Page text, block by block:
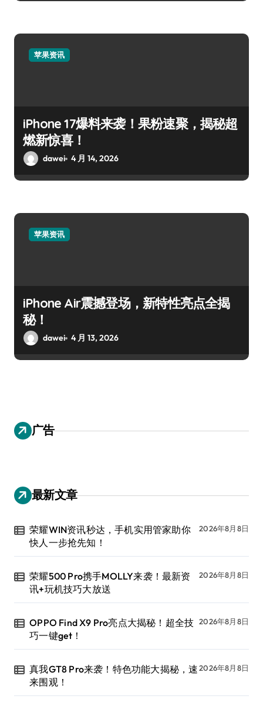
苹果资讯
iPhone 17爆料来袭！果粉速聚，揭秘超
燃新惊喜！
dawei 4 月 14, 2026
苹果资讯
iPhone Air震撼登场，新特性亮点全揭
秘！
dawei 4 月 13, 2026
广告
最新文章
荣耀WIN资讯秒达，手机实用管家助你
快人一步抢先知！
2026年8月8日
荣耀500 Pro携手MOLLY来袭！最新资
讯+玩机技巧大放送
2026年8月8日
OPPO Find X9 Pro亮点大揭秘！超全技
巧一键get！
2026年8月8日
真我GT8 Pro来袭！特色功能大揭秘，速
来围观！
2026年8月8日